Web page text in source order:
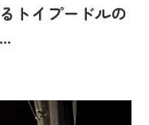
トイプードルの